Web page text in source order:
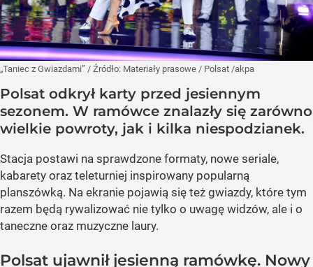
„Taniec z Gwiazdami” / Źródło: Materiały prasowe / Polsat /akpa
Polsat odkrył karty przed jesiennym
sezonem. W ramówce znalazły się zarówno
wielkie powroty, jak i kilka niespodzianek.
Stacja postawi na sprawdzone formaty, nowe seriale,
kabarety oraz teleturniej inspirowany popularną
planszówką. Na ekranie pojawią się też gwiazdy, które tym
razem będą rywalizować nie tylko o uwagę widzów, ale i o
taneczne oraz muzyczne laury.
Polsat ujawnił jesienną ramówkę. Nowy